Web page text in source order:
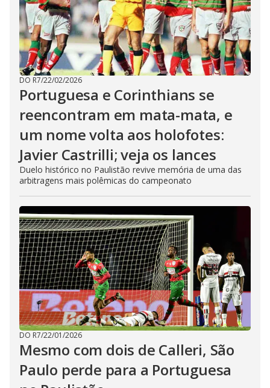
DO R7/22/02/2026
Portuguesa e Corinthians se
reencontram em mata-mata, e
um nome volta aos holofotes:
Javier Castrilli; veja os lances
Duelo histórico no Paulistão revive memória de uma das
arbitragens mais polêmicas do campeonato
DO R7/22/01/2026
Mesmo com dois de Calleri, São
Paulo perde para a Portuguesa